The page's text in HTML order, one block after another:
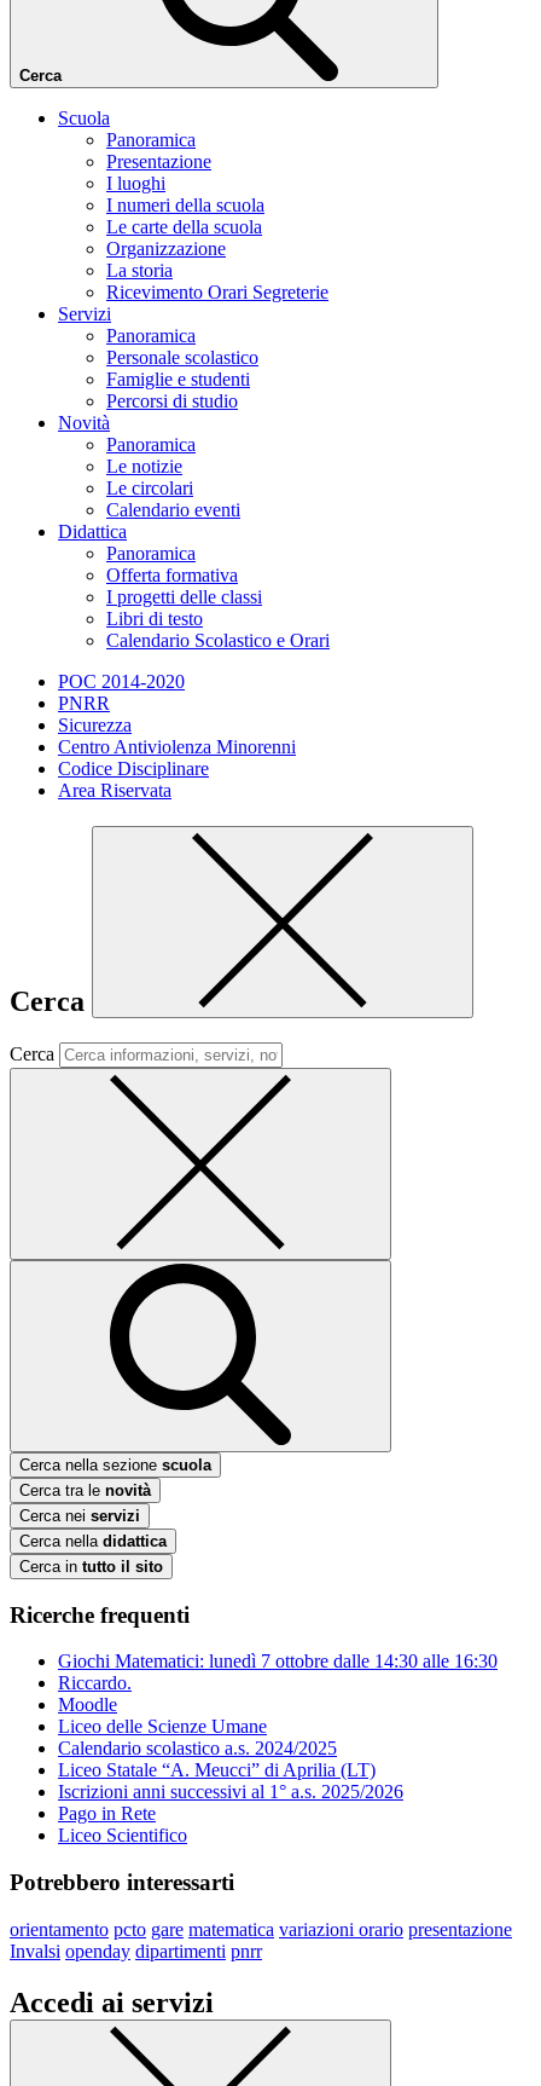
Cerca
Scuola
Panoramica
Presentazione
I luoghi
I numeri della scuola
Le carte della scuola
Organizzazione
La storia
Ricevimento Orari Segreterie
Servizi
Panoramica
Personale scolastico
Famiglie e studenti
Percorsi di studio
Novità
Panoramica
Le notizie
Le circolari
Calendario eventi
Didattica
Panoramica
Offerta formativa
I progetti delle classi
Libri di testo
Calendario Scolastico e Orari
POC 2014-2020
PNRR
Sicurezza
Centro Antiviolenza Minorenni
Codice Disciplinare
Area Riservata
Cerca
Cerca
Cerca nella sezione scuola
Cerca tra le novità
Cerca nei servizi
Cerca nella didattica
Cerca in tutto il sito
Ricerche frequenti
Giochi Matematici: lunedì 7 ottobre dalle 14:30 alle 16:30
Riccardo.
Moodle
Liceo delle Scienze Umane
Calendario scolastico a.s. 2024/2025
Liceo Statale “A. Meucci” di Aprilia (LT)
Iscrizioni anni successivi al 1° a.s. 2025/2026
Pago in Rete
Liceo Scientifico
Potrebbero interessarti
orientamento pcto gare matematica variazioni orario presentazione
Invalsi openday dipartimenti pnrr
Accedi ai servizi